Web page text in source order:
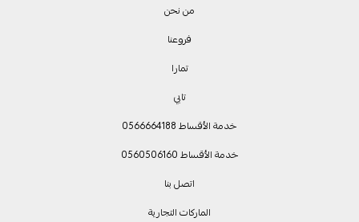
من نحن
فروعنا
تمارا
تابي
خدمة الأقساط 0566664188
خدمة الأقساط 0560506160
اتصل بنا
الماركات التجارية